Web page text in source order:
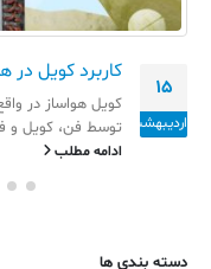
15
اردیبهشت
کاربرد کویل‌ در
کویل هواساز در
توسط فن، کویل و
ادامه مطلب
دسته بندی ها